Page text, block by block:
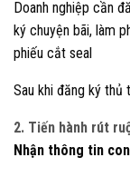
Doanh nghiệp cần
ký chuyện bãi, làm
phiếu cắt seal
Sau khi đăng ký thủ
2. Tiến hành rút
Nhận thông tin